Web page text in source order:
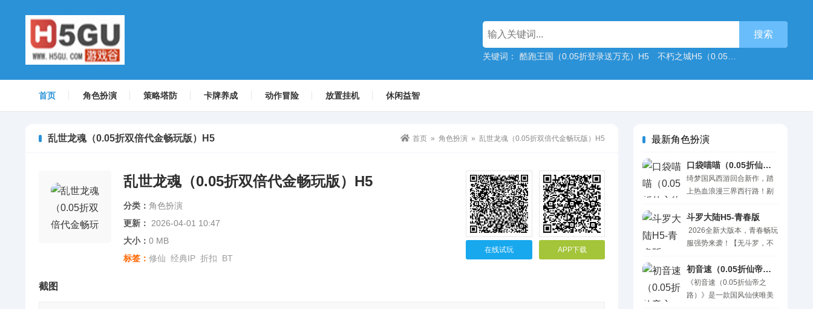
关键词： 酷跑王国（0.05折登录送万充）H5 不朽之城H5（0.05折极限畅玩版）
首页 角色扮演 策略塔防 卡牌养成 动作冒险 放置挂机 休闲益智
最新角色扮演
口袋喵喵（0.05折仙之物语）H5
绮梦国风西游回合新作，踏
上热血浪漫三界西行路！剔
虚。 创角直接解锁满级
VIP，特权开局直接拉满；七
天登录领取专属红颜与限定
稳定白嫖十连招募，抽奖可
开出真充充值卡；组队围剿
全民BOSS，神装高阶道具
斗罗大陆H5-青春版
2026全新大版本，青春畅玩
服强势来袭！【无斗罗，不
来，公平开战一路封神！强
势登场！ 游戏福利 ●超值福
利狂撒，开局直接领爆超值
初音速（0.05折仙帝之路）H5
《初音速（0.05折仙帝之
路）》是一款国风仙侠唯美
乱世龙魂（0.05折双倍代金畅玩版）H5 首页 »角色扮演 » 乱世龙魂（0.05折双倍代金畅玩版）H5
乱世龙魂（0.05折双倍代金畅玩版）H5
分类： 角色扮演
更新： 2026-04-01 10:47
大小： 0 MB
标签： 修仙 经典IP 折扣 BT
在线试玩 APP下载
截图